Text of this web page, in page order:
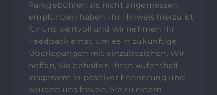
Parkgebühren als nicht angemessen
empfunden haben. Ihr Hinweis hierzu ist
für uns wertvoll und wir nehmen Ihr
Feedback ernst, um es in zukünftige
Überlegungen mit einzubeziehen. Wir
hoffen, Sie behalten Ihren Aufenthalt
insgesamt in positiver Erinnerung und
würden uns freuen, Sie zu einem